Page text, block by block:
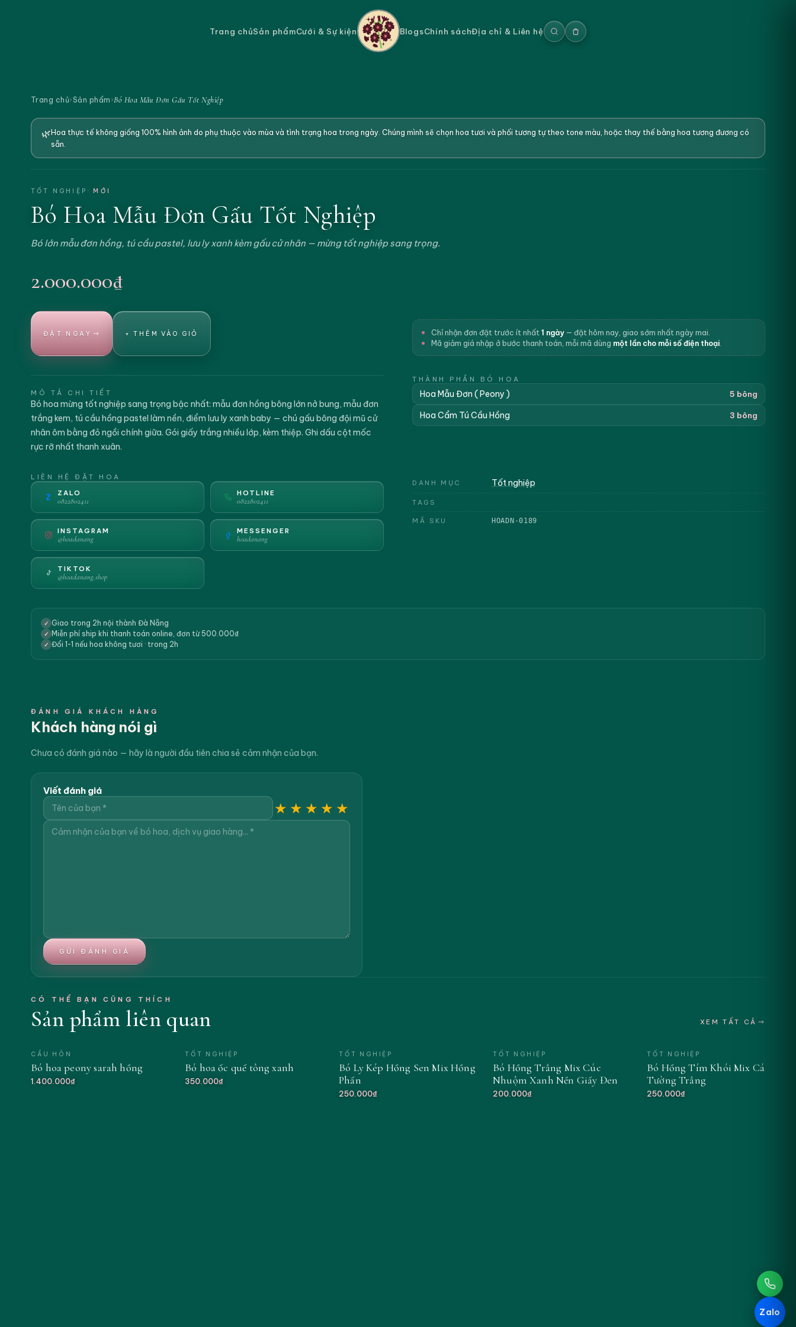
Trang chủSản phẩmCưới & Sự kiện BlogsChính sáchĐịa chỉ & Liên hệ
Trang chủ›Sản phẩm ›Bó Hoa Mẫu Đơn Gấu Tốt Nghiệp
🌿Hoa thực tế không giống 100% hình ảnh do phụ thuộc vào mùa và tình trạng hoa trong ngày. Chúng mình sẽ chọn hoa tươi và phối tương tự theo tone màu, hoặc thay thế bằng hoa tương đương có
sẵn.
TỐT NGHIỆP · MỚI
Bó Hoa Mẫu Đơn Gấu Tốt Nghiệp
Bó lớn mẫu đơn hồng, tú cầu pastel, lưu ly xanh kèm gấu cử nhân — mừng tốt nghiệp sang trọng.
2.000.000₫
ĐẶT NGAY + THÊM VÀO GIỎ Chỉ nhận đơn đặt trước ít nhất 1 ngày — đặt hôm nay, giao sớm nhất ngày mai.
Mã giảm giá nhập ở bước thanh toán, mỗi mã dùng một lần cho mỗi số điện thoại
MÔ TẢ CHI TIẾT
Bó hoa mừng tốt nghiệp sang trọng bậc nhất: mẫu đơn hồng bông lớn nở bung, mẫu đơn
trắng kem, tú cầu hồng pastel làm nền, điểm lưu ly xanh baby — chú gấu bông đội mũ cử
nhân ôm bằng đỏ ngồi chính giữa. Gói giấy trắng nhiều lớp, kèm thiệp. Ghi dấu cột mốc
rực rỡ nhất thanh xuân.
THÀNH PHẦN BÓ HOA
Hoa Mẫu Đơn ( Peony ) 5 bông
Hoa Cẩm Tú Cầu Hồng 3 bông
LIÊN HỆ ĐẶT HOA
Z ZALO
0822802411
HOTLINE
0822802411
INSTAGRAM
@hoadanang
MESSENGER
hoadanang
TIKTOK
@hoadanang.shop
DANH MỤC Tốt nghiệp
TAGS
MÃ SKU HOADN-0189
✓ Giao trong 2h nội thành Đà Nẵng
✓ Miễn phí ship khi thanh toán online, đơn từ 500.000₫
✓ Đổi 1-1 nếu hoa không tươi · trong 2h
ĐÁNH GIÁ KHÁCH HÀNG
Khách hàng nói gì
Chưa có đánh giá nào — hãy là người đầu tiên chia sẻ cảm nhận của bạn.
Viết đánh giá
★ ★ ★ ★ ★
GỬI ĐÁNH GIÁ
CÓ THỂ BẠN CŨNG THÍCH
Sản phẩm liên quan XEM TẤT CẢ
MỚI
CẦU HÔN
Bó hoa peony sarah hồng
1.400.000₫
TỐT NGHIỆP
Bó hoa ốc quế tông xanh
350.000₫
TỐT NGHIỆP
Bó Ly Kép Hồng Sen Mix Hồng
Phấn
250.000₫
TỐT NGHIỆP
Bó Hồng Trắng Mix Cúc
Nhuộm Xanh Nền Giấy Đen
200.000₫
TỐT NGHIỆP
Bó Hồng Tím Khói Mix Cát
Tường Trắng
250.000₫
Zalo